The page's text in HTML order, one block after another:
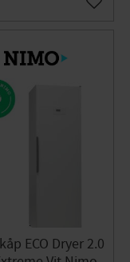
Gem
ECO Dryer 2.0